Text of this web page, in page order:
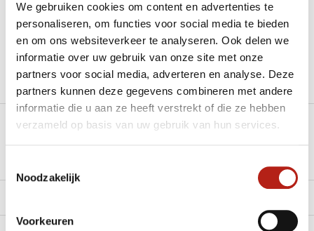
We gebruiken cookies om content en advertenties te
personaliseren, om functies voor social media te bieden
en om ons websiteverkeer te analyseren. Ook delen we
informatie over uw gebruik van onze site met onze
partners voor social media, adverteren en analyse. Deze
partners kunnen deze gegevens combineren met andere
informatie die u aan ze heeft verstrekt of die ze hebben
verzameld op basis van uw gebruik van hun services.
Noodzakelijk
Voorkeuren
Heb je een vraag over dit product?
Stel je vraag in de Chat voor een snel antwoord 24/7
Stel je vraag
Groot aantal nodig?
Klik hier om een offerte aan te vragen